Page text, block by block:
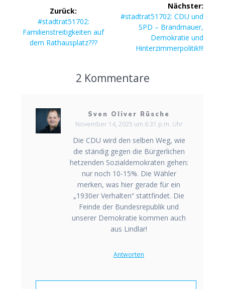
Zurück:
Vorheriger
Beitrag:
#stadtrat51702:
Familienstreitigkeiten auf
dem Rathausplatz???
Nächster:
Nächster
Beitrag:
#stadtrat51702: CDU und
SPD – Brandmauer,
Demokratie und
Hinterzimmerpolitik!!!
2 Kommentare
Sven Oliver Rüsche
November 14, 2025 um 6:31 p.m. Uhr
Die CDU wird den selben Weg, wie
die ständig gegen die Bürgerlichen
hetzenden Sozialdemokraten gehen:
nur noch 10-15%. Die Wähler
merken, was hier gerade für ein
„1930er Verhalten“ stattfindet. Die
Feinde der Bundesrepublik und
unserer Demokratie kommen auch
aus Lindlar!
Antworten